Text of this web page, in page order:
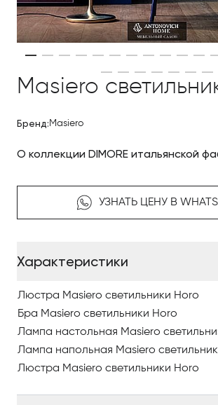
Masiero
Бренд: Masiero
О коллекции DIMORE итальянской
УЗНАТЬ ЦЕНУ В
Характеристики
Люстра Masiero светильники Horo
Бра Masiero светильники Horo
Лампа настольная Masiero
Лампа напольная Masiero
Люстра Masiero светильники Horo